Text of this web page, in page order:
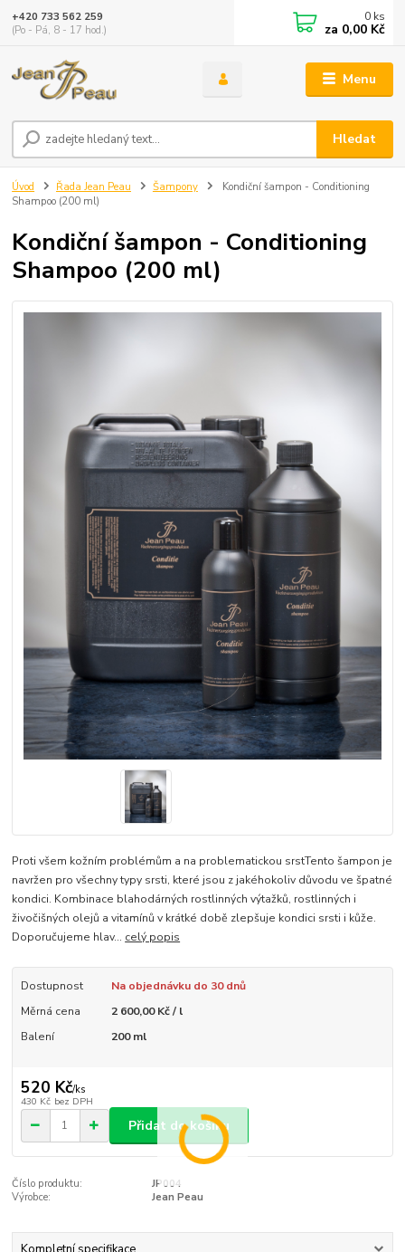
Menu
Hledat
+420 733 562 259
(Po - Pá, 8 - 17 hod.)
0 ks
za 0,00 Kč
Úvod Řada Jean Peau Šampony
Kondiční šampon - Conditioning
Shampoo (200 ml)
Kondiční šampon - Conditioning
Shampoo (200 ml)
Proti všem kožním problémům a na problematickou srstTento šampon je
navržen pro všechny typy srsti, které jsou z jakéhokoliv důvodu ve špatné
kondici. Kombinace blahodárných rostlinných výtažků, rostlinných i
živočišných olejů a vitamínů v krátké době zlepšuje kondici srsti i kůže.
Doporučujeme hlav... celý popis
Dostupnost
Na objednávku do 30 dnů
Měrná cena
2 600,00 Kč / l
Balení
200 ml
520 Kč/ks
430 Kč bez DPH
Přidat do košíku
Číslo produktu:
JP004
Výrobce:
Jean Peau